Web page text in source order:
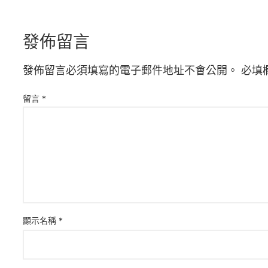
發佈留言
發佈留言必須填寫的電子郵件地址不會公開。 必填
留言 *
顯示名稱 *